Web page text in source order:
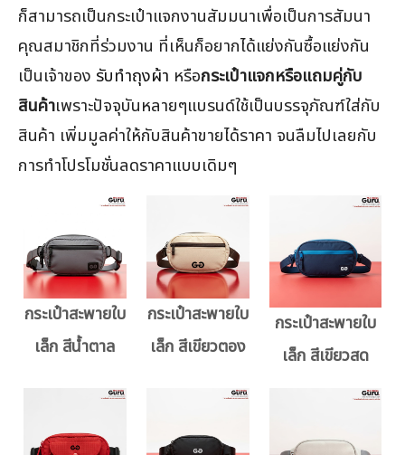
ก็สามารถเป็นกระเป๋าแจกงานสัมมนาเพื่อเป็นการสัมนา
คุณสมาชิกที่ร่วมงาน ที่เห็นก็อยากได้แย่งกันซื้อแย่งกัน
เป็นเจ้าของ รับทำถุงผ้า หรือกระเป๋าแจกหรือแถมคู่กับ
สินค้าเพราะปัจจุบันหลายๆแบรนด์ใช้เป็นบรรจุภัณฑ์ใส่กับ
สินค้า เพิ่มมูลค่าให้กับสินค้าขายได้ราคา จนลืมไปเลยกับ
การทำโปรโมชั่นลดราคาแบบเดิมๆ
กระเป๋าสะพายใบ
เล็ก สีน้ำตาล
กระเป๋าสะพายใบ
เล็ก สีเขียวตอง
กระเป๋าสะพายใบ
เล็ก สีเขียวสด